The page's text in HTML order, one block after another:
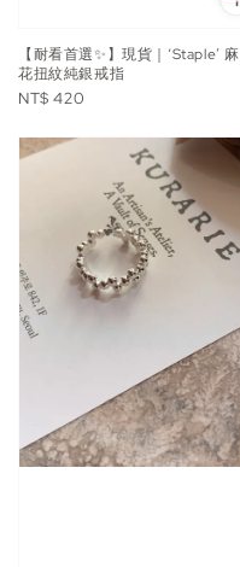
【耐看首選✨】現貨｜‘Staple’ 麻
花扭紋純銀戒指
Regular
NT$ 420